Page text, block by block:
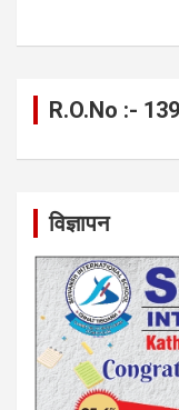
R.O.No :-
विज्ञापन